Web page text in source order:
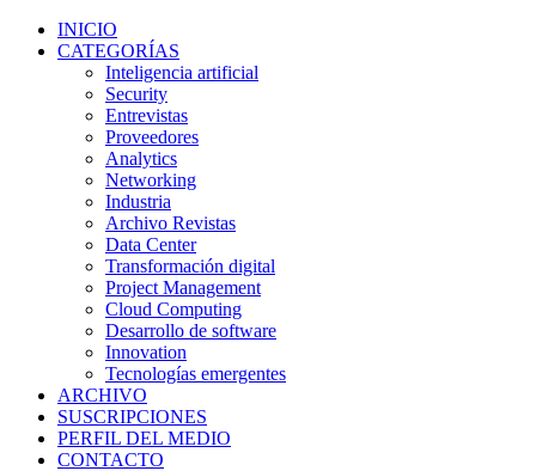
INICIO
CATEGORÍAS
Inteligencia artificial
Security
Entrevistas
Proveedores
Analytics
Networking
Industria
Archivo Revistas
Data Center
Transformación digital
Project Management
Cloud Computing
Desarrollo de software
Innovation
Tecnologías emergentes
ARCHIVO
SUSCRIPCIONES
PERFIL DEL MEDIO
CONTACTO